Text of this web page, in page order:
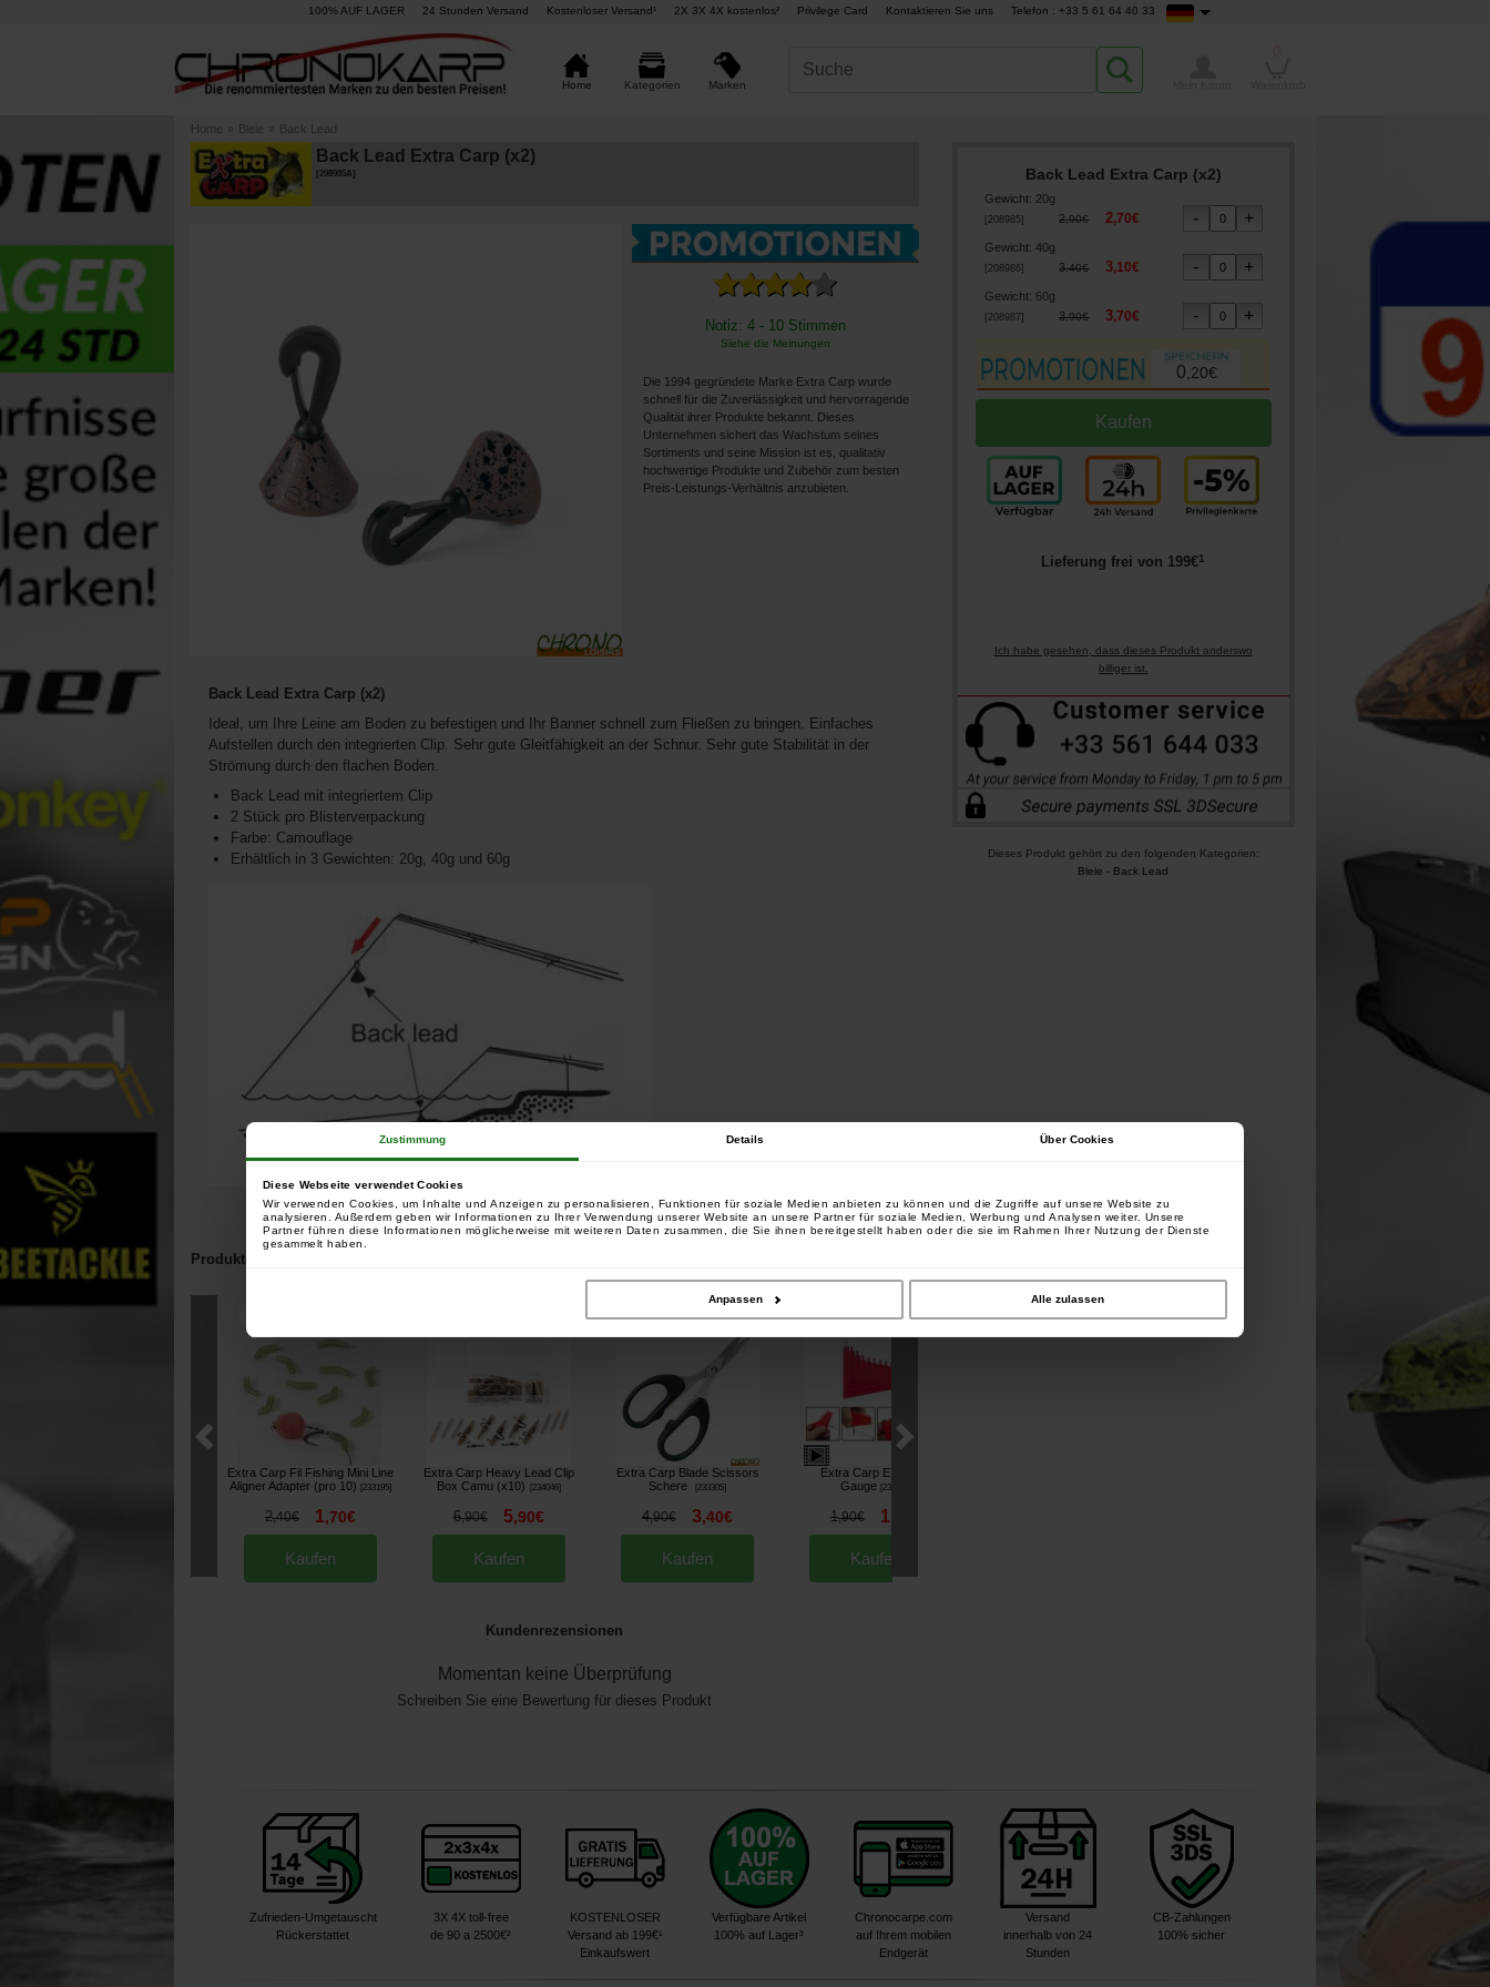
Zustimmung Details Über Cookies
Diese Webseite verwendet Cookies
Wir verwenden Cookies, um Inhalte und Anzeigen zu personalisieren, Funktionen für soziale Medien anbieten zu können und die Zugriffe auf unsere Website zu
analysieren. Außerdem geben wir Informationen zu Ihrer Verwendung unserer Website an unsere Partner für soziale Medien, Werbung und Analysen weiter. Unsere
Partner führen diese Informationen möglicherweise mit weiteren Daten zusammen, die Sie ihnen bereitgestellt haben oder die sie im Rahmen Ihrer Nutzung der Dienste
gesammelt haben.
Anpassen Alle zulassen
100% AUF LAGER 24 Stunden Versand Kostenloser Versand¹ 2X 3X 4X kostenlos² Privilege Card Kontaktieren Sie uns Telefon : +33 5 61 64 40 33
Home Kategorien Marken
Home » Bleie » Back Lead
Back Lead Extra Carp (x2)
208985A]
Notiz: 4 - 10 Stimmen
Siehe die Meinungen
Die 1994 gegründete Marke Extra Carp wurde
schnell für die Zuverlässigkeit und hervorragende
Qualität ihrer Produkte bekannt. Dieses
Unternehmen sichert das Wachstum seines
Sortiments und seine Mission ist es, qualitativ
hochwertige Produkte und Zubehör zum besten
Preis-Leistungs-Verhältnis anzubieten.
Back Lead Extra Carp (x2)
Gewicht: 20g
208985] 2,90€ 2,70€
Gewicht: 40g
208986] 3,40€ 3,10€
Gewicht: 60g
208987] 3,90€ 3,70€
0,20€
Lieferung frei von 199€1
Ich habe gesehen, dass dieses Produkt anderswo
billiger ist.
Dieses Produkt gehört zu den folgenden Kategorien:
Bleie - Back Lead
Back Lead Extra Carp (x2)
Ideal, um Ihre Leine am Boden zu befestigen und Ihr Banner schnell zum Fließen zu bringen. Einfaches
Aufstellen durch den integrierten Clip. Sehr gute Gleitfähigkeit an der Schnur. Sehr gute Stabilität in der
Strömung durch den flachen Boden.
Back Lead mit integriertem Clip
2 Stück pro Blisterverpackung
Farbe: Camouflage
Erhältlich in 3 Gewichten: 20g, 40g und 60g
Produkte, die mit diesem Artikel verbunden sind:
Kunden, die diesen Artikel gekauft haben, haben auch gekauft:
Extra Carp Fil Fishing Mini Line
Aligner Adapter (pro 10)
[233195]
2,40€ 1,70€
Kaufen
Extra Carp Heavy Lead Clip
Box Camu (x10)
234046]
6,90€ 5,90€
Kaufen
Extra Carp Blade Scissors
Schere
233305]
4,90€ 3,40€
Kaufen
Extra Carp EXC Hair
Gauge [234048
1,90€ 1
Kaufen
Kundenrezensionen
Momentan keine Überprüfung
Schreiben Sie eine Bewertung für dieses Produkt
Zufrieden-Umgetauscht
Rückerstattet
3X 4X toll-free
de 90 a 2500€²
KOSTENLOSER
Versand ab 199€¹
Einkaufswert
Verfügbare Artikel
100% auf Lager³
Chronocarpe.com
auf Ihrem mobilen
Endgerät
Versand
innerhalb von 24
Stunden
CB-Zahlungen
100% sicher